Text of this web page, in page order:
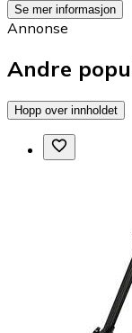
Se mer informasjon
Annonse
Andre
Hopp over innholdet